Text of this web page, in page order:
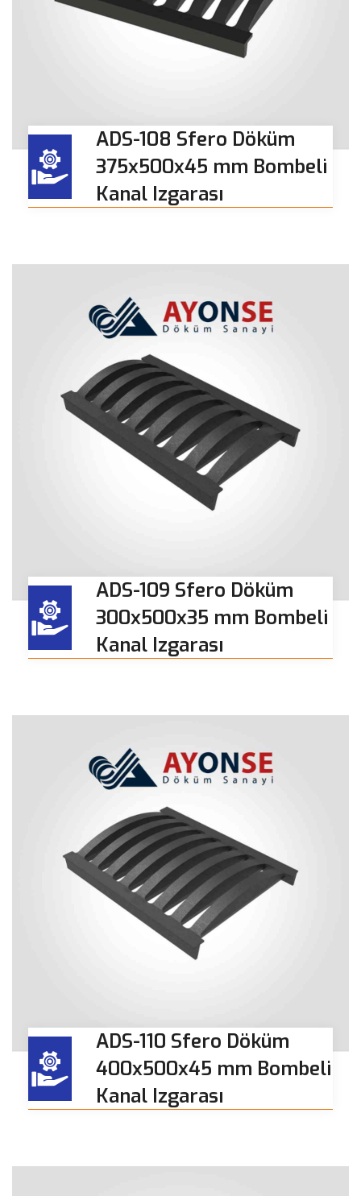
ADS-108 Sfero Döküm
375x500x45 mm Bombeli
Kanal Izgarası
ADS-109 Sfero Döküm
300x500x35 mm Bombeli
Kanal Izgarası
ADS-110 Sfero Döküm
400x500x45 mm Bombeli
Kanal Izgarası